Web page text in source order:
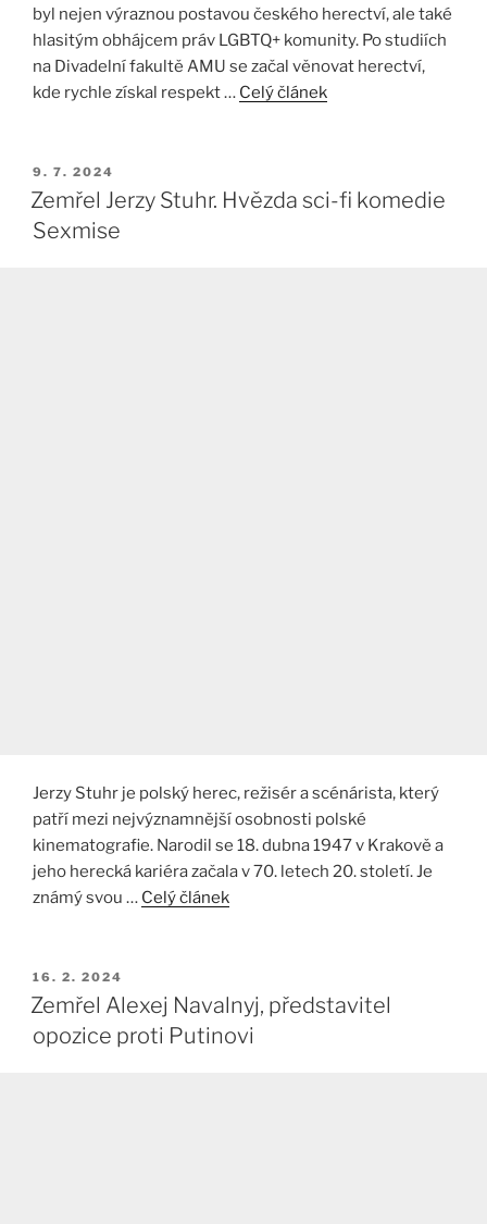
byl nejen výraznou postavou českého herectví, ale také
hlasitým obhájcem práv LGBTQ+ komunity. Po studiích
na Divadelní fakultě AMU se začal věnovat herectví,
kde rychle získal respekt … Celý článek
PUBLIKOVÁNO
9. 7. 2024
Zemřel Jerzy Stuhr. Hvězda sci-fi komedie
Sexmise
Jerzy Stuhr je polský herec, režisér a scénárista, který
patří mezi nejvýznamnější osobnosti polské
kinematografie. Narodil se 18. dubna 1947 v Krakově a
jeho herecká kariéra začala v 70. letech 20. století. Je
známý svou … Celý článek
PUBLIKOVÁNO
16. 2. 2024
Zemřel Alexej Navalnyj, představitel
opozice proti Putinovi